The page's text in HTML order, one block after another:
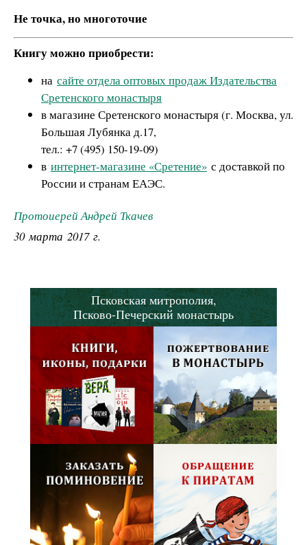
Не точка, но многоточие
Книгу можно приобрести:
на сайте отдела оптовых продаж Издательства
Сретенского монастыря
в магазине Сретенского монастыря (г. Москва, ул.
Большая Лубянка д.17,
тел.: +7 (495) 150-19-09)
в интернет-магазине «Сретение» с доставкой по
России и странам ЕАЭС.
Протоиерей Андрей Ткачев
30 марта 2017 г.
Псковская митрополия,
Псково-Печерский монастырь